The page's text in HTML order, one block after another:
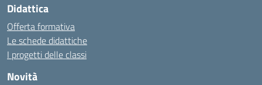
Didattica
Offerta formativa
Le schede didattiche
I progetti delle classi
Novità